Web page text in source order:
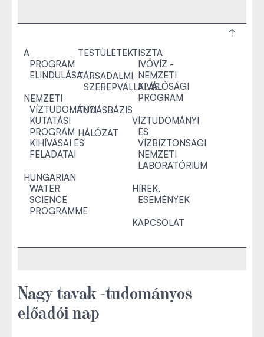
A
PROGRAM
ELINDULÁSA
NEMZETI
VÍZTUDOMÁNYI
KUTATÁSI
PROGRAM
KIHÍVÁSAI ÉS
FELADATAI
HUNGARIAN
WATER
SCIENCE
PROGRAMME
TESTÜLETEK
TÁRSADALMI
SZEREPVÁLLALÁS
TUDÁSBÁZIS
HÁLÓZAT
TISZTA
IVÓVÍZ -
NEMZETI
KIVÁLÓSÁGI
PROGRAM
VÍZTUDOMÁNYI
ÉS
VÍZBIZTONSÁGI
NEMZETI
LABORATÓRIUM
HÍREK,
ESEMÉNYEK
KAPCSOLAT
Nagy tavak -tudományos
előadói nap